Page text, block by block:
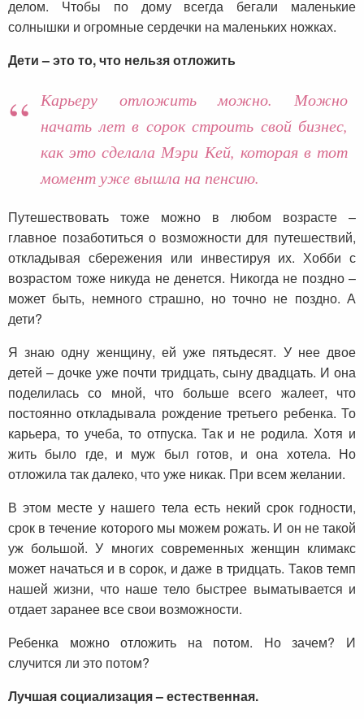
делом. Чтобы по дому всегда бегали маленькие
солнышки и огромные сердечки на маленьких ножках.
Дети – это то, что нельзя отложить
Карьеру отложить можно. Можно
начать лет в сорок строить свой бизнес,
как это сделала Мэри Кей, которая в тот
момент уже вышла на пенсию.
Путешествовать тоже можно в любом возрасте –
главное позаботиться о возможности для путешествий,
откладывая сбережения или инвестируя их. Хобби с
возрастом тоже никуда не денется. Никогда не поздно –
может быть, немного страшно, но точно не поздно. А
дети?
Я знаю одну женщину, ей уже пятьдесят. У нее двое
детей – дочке уже почти тридцать, сыну двадцать. И она
поделилась со мной, что больше всего жалеет, что
постоянно откладывала рождение третьего ребенка. То
карьера, то учеба, то отпуска. Так и не родила. Хотя и
жить было где, и муж был готов, и она хотела. Но
отложила так далеко, что уже никак. При всем желании.
В этом месте у нашего тела есть некий срок годности,
срок в течение которого мы можем рожать. И он не такой
уж большой. У многих современных женщин климакс
может начаться и в сорок, и даже в тридцать. Таков темп
нашей жизни, что наше тело быстрее выматывается и
отдает заранее все свои возможности.
Ребенка можно отложить на потом. Но зачем? И
случится ли это потом?
Лучшая социализация – естественная.